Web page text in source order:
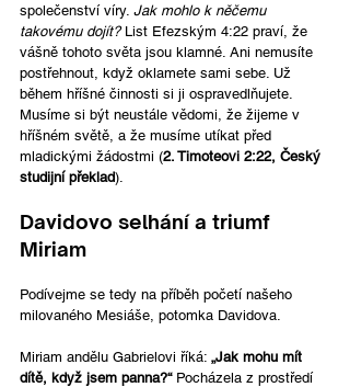
společenství víry. Jak mohlo k něčemu
takovému dojít? List Efezským 4:22 praví, že
vášně tohoto světa jsou klamné. Ani nemusíte
postřehnout, když oklamete sami sebe. Už
během hříšné činnosti si ji ospravedlňujete.
Musíme si být neustále vědomi, že žijeme v
hříšném světě, a že musíme utíkat před
mladickými žádostmi (2. Timoteovi 2:22, Český
studijní překlad).
Davidovo selhání a triumf
Miriam
Podívejme se tedy na příběh početí našeho
milovaného Mesiáše, potomka Davidova.
Miriam andělu Gabrielovi říká: „Jak mohu mít
dítě, když jsem panna?“ Pocházela z prostředí